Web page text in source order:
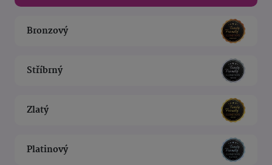
Bronzový
Stříbrný
Zlatý
Platinový